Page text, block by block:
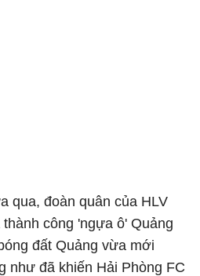
qua, đoàn quân của HLV
công 'ngựa ô' Quảng
đất Quảng vừa mới
như đã khiến Hải Phòng FC